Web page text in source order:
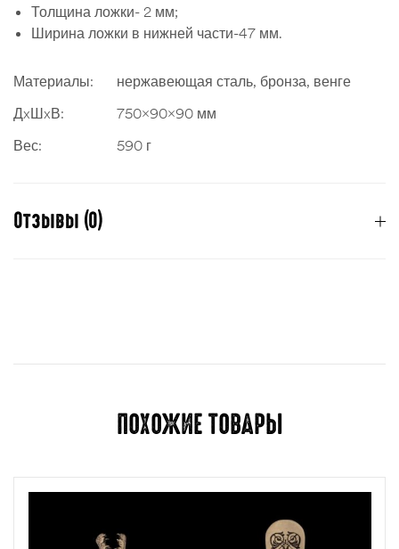
Толщина ложки- 2 мм;
Ширина ложки в нижней части-47 мм.
Материалы:
нержавеющая сталь, бронза, венге
ДxШxВ:
750x90x90 мм
Вес:
590 г
Отзывы (0)
ПОХОЖИЕ ТОВАРЫ